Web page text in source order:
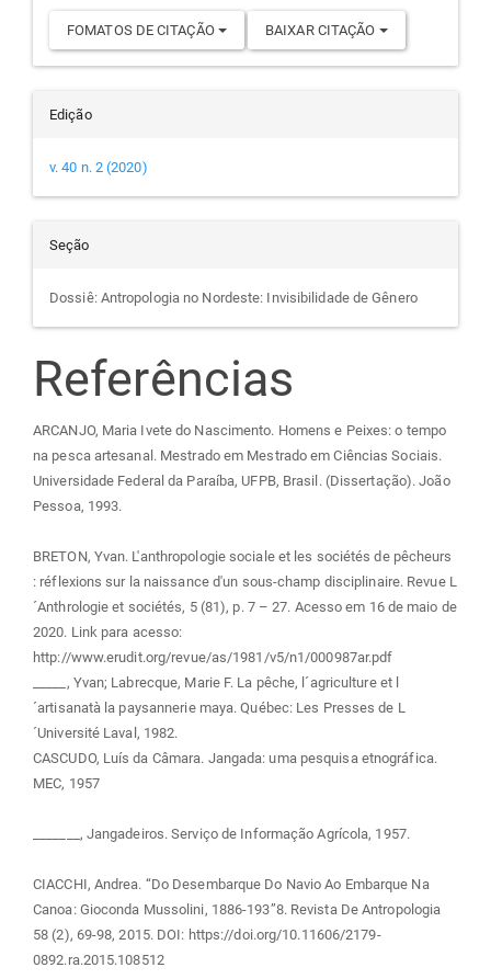
FOMATOS DE CITAÇÃO BAIXAR CITAÇÃO
Edição
v. 40 n. 2 (2020)
Seção
Dossiê: Antropologia no Nordeste: Invisibilidade de Gênero
Referências
ARCANJO, Maria Ivete do Nascimento. Homens e Peixes: o tempo
na pesca artesanal. Mestrado em Mestrado em Ciências Sociais.
Universidade Federal da Paraíba, UFPB, Brasil. (Dissertação). João
Pessoa, 1993.
BRETON, Yvan. L'anthropologie sociale et les sociétés de pêcheurs
: réflexions sur la naissance d'un sous-champ disciplinaire. Revue L
´Anthrologie et sociétés, 5 (81), p. 7 – 27. Acesso em 16 de maio de
2020. Link para acesso:
http://www.erudit.org/revue/as/1981/v5/n1/000987ar.pdf
_____, Yvan; Labrecque, Marie F. La pêche, l´agriculture et l
´artisanatà la paysannerie maya. Québec: Les Presses de L
´Université Laval, 1982.
CASCUDO, Luís da Câmara. Jangada: uma pesquisa etnográfica.
MEC, 1957
_______, Jangadeiros. Serviço de Informação Agrícola, 1957.
CIACCHI, Andrea. “Do Desembarque Do Navio Ao Embarque Na
Canoa: Gioconda Mussolini, 1886-193”8. Revista De Antropologia
58 (2), 69-98, 2015. DOI: https://doi.org/10.11606/2179-
0892.ra.2015.108512